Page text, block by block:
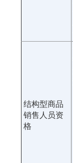
结构型商品
销售人员资
格